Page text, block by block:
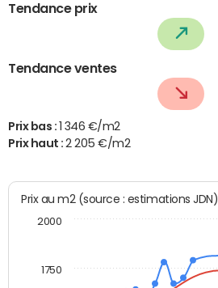
Tendance prix
Tendance ventes
Prix bas : 1 346 €/m2
Prix haut :2 205 €/m2
Prix au m2 (source : estimations JDN)
1750
2000